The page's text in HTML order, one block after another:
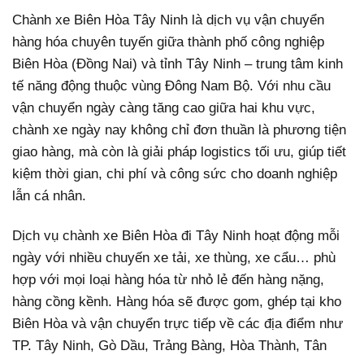
Chành xe Biên Hòa Tây Ninh là dịch vụ vận chuyển
hàng hóa chuyên tuyến giữa thành phố công nghiệp
Biên Hòa (Đồng Nai) và tỉnh Tây Ninh – trung tâm kinh
tế năng động thuộc vùng Đông Nam Bộ. Với nhu cầu
vận chuyển ngày càng tăng cao giữa hai khu vực,
chành xe ngày nay không chỉ đơn thuần là phương tiện
giao hàng, mà còn là giải pháp logistics tối ưu, giúp tiết
kiệm thời gian, chi phí và công sức cho doanh nghiệp
lẫn cá nhân.
Dịch vụ chành xe Biên Hòa đi Tây Ninh hoạt động mỗi
ngày với nhiều chuyến xe tải, xe thùng, xe cẩu… phù
hợp với mọi loại hàng hóa từ nhỏ lẻ đến hàng nặng,
hàng cồng kềnh. Hàng hóa sẽ được gom, ghép tại kho
Biên Hòa và vận chuyển trực tiếp về các địa điểm như
TP. Tây Ninh, Gò Dầu, Trảng Bàng, Hòa Thành, Tân